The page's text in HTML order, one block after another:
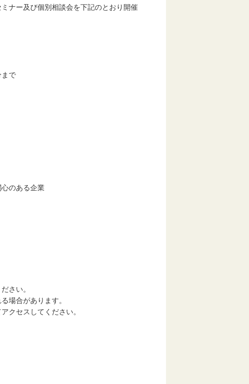
ナー及び個別相談会を下記のとおり開催
で
のある企業
さい。
合があります。
セスしてください。